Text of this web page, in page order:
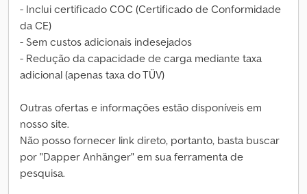
- Inclui certificado COC (Certificado de Conformidade
da CE)
- Sem custos adicionais indesejados
- Redução da capacidade de carga mediante taxa
adicional (apenas taxa do TÜV)
Outras ofertas e informações estão disponíveis em
nosso site.
Não posso fornecer link direto, portanto, basta buscar
por "Dapper Anhänger" em sua ferramenta de
pesquisa.